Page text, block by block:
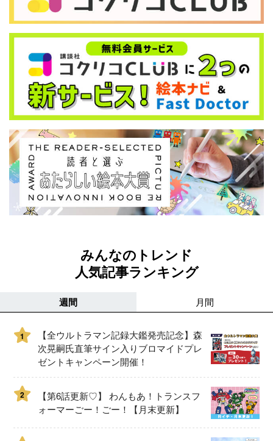
みんなのトレンド
人気記事ランキング
週間 月間
1
【全ウルトラマン記録大鑑発売記念】森
次晃嗣氏直筆サイン入りブロマイドプレ
ゼントキャンペーン開催！
2
【第6話更新♡】 わんもあ！トランスフ
ォーマーごー！ごー！【月末更新】